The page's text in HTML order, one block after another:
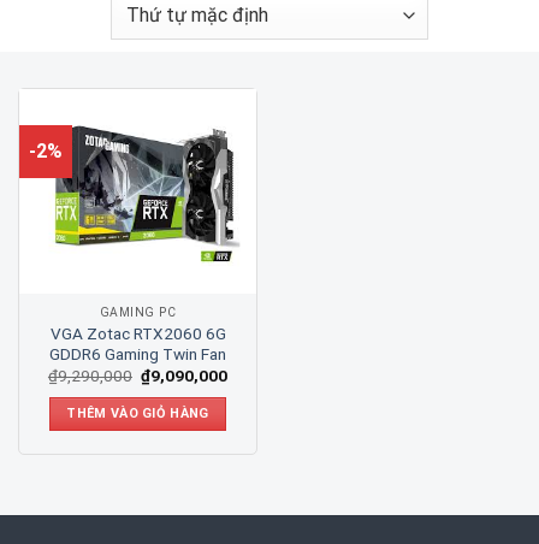
-2%
GAMING PC
VGA Zotac RTX2060 6G
GDDR6 Gaming Twin Fan
₫9,290,000 ₫9,090,000
THÊM VÀO GIỎ HÀNG